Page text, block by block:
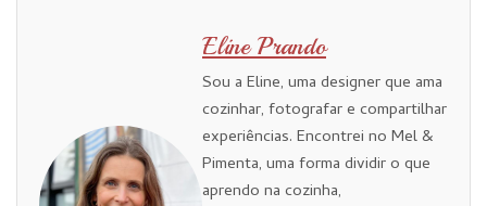
Eline Prando
Sou a Eline, uma designer que ama
cozinhar, fotografar e compartilhar
experiências. Encontrei no Mel &
Pimenta, uma forma dividir o que
aprendo na cozinha,